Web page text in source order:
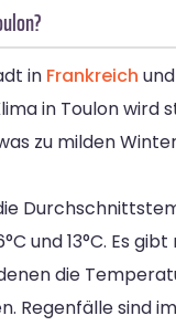
in Frankreich
in Toulon wird
zu milden
und 13°C. Es
die
Regenfälle sind